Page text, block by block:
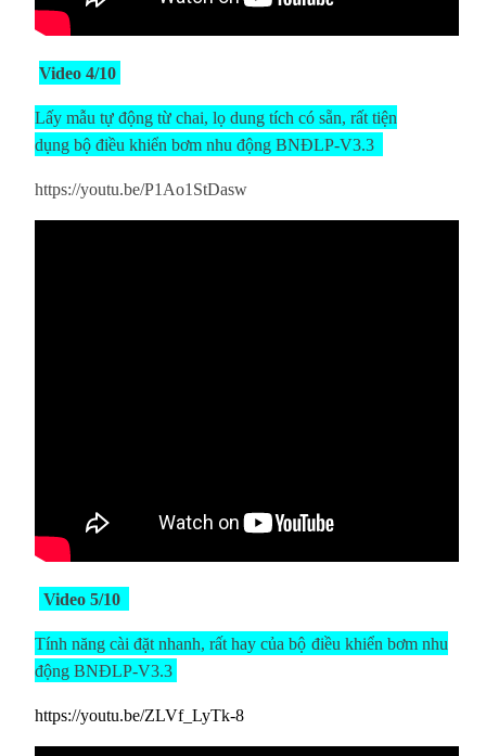
Video 4/10
Lấy mẫu tự động từ chai, lọ dung tích có sẵn, rất tiện
dụng bộ điều khiển bơm nhu động BNĐLP-V3.3
https://youtu.be/P1Ao1StDasw
Video 5/10
Tính năng cài đặt nhanh, rất hay của bộ điều khiển bơm nhu
động BNĐLP-V3.3
https://youtu.be/ZLVf_LyTk-8